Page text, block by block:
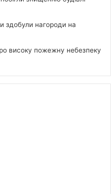
здобули нагороди на
високу пожежну небезпеку